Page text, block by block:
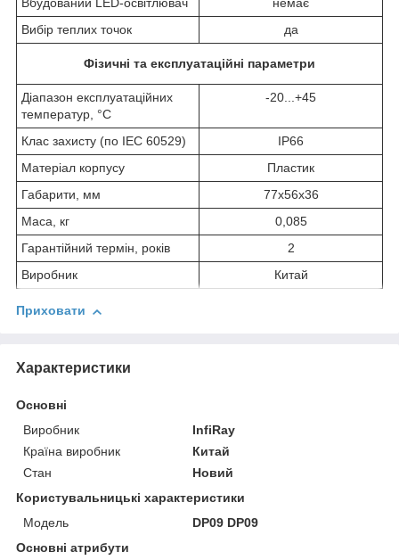
Вбудований LED-освітлювач
немає
Вибір теплих точок
да
Фізичні та експлуатаційні параметри
Діапазон експлуатаційних
температур, °C
-20...+45
Клас захисту (по IEC 60529)
IP66
Матеріал корпусу
Пластик
Габарити, мм
77x56x36
Маса, кг
0,085
Гарантійний термін, років
2
Виробник
Китай
Приховати
Характеристики
Основні
Виробник
InfiRay
Країна виробник
Китай
Стан
Новий
Користувальницькі характеристики
Мoдель
DP09 DP09
Основні атрибути